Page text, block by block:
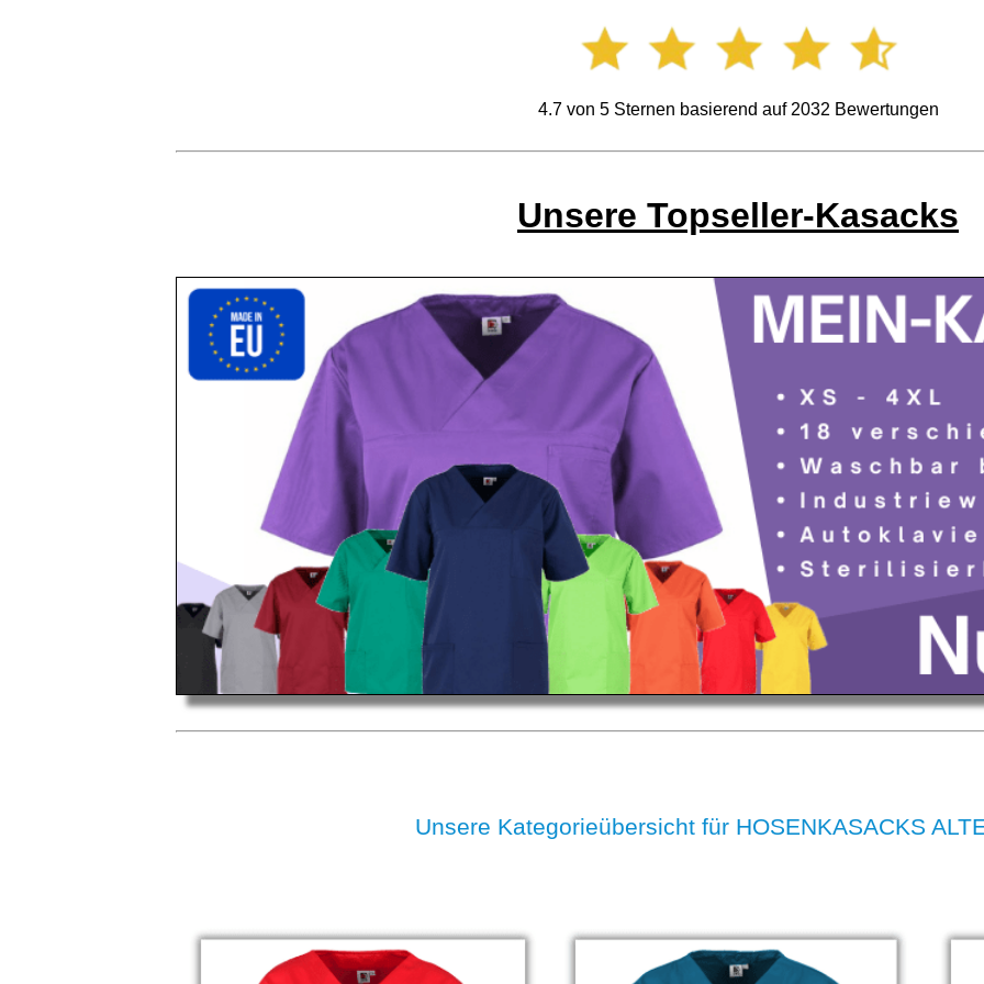
4.7von 5Sternen basierend auf 2032 Bewertungen
Unsere Topseller-Kasacks
Unsere Kategorieübersicht für HOSENKASACKS